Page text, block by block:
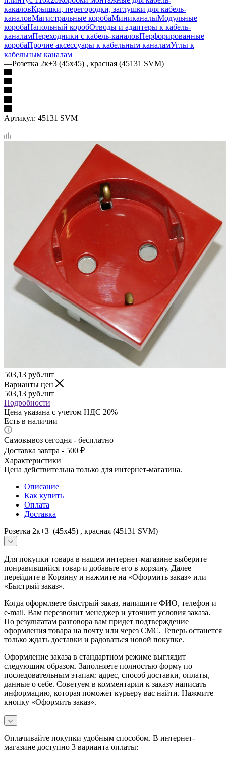
какаловКрышки, перегородки, заглушки для кабель-
каналовМагистральные коробаМиниканалыМодульные
коробаНапольный коробОтводы и адаптеры к кабель-
каналамПереходники с кабель-каналовПерфорированные
коробаПрочие аксессуары к кабельным каналамУглы к
кабельным каналам
—Розетка 2к+З (45х45) , красная (45131 SVM)
Артикул: 45131 SVM
503,13 руб./шт
Варианты цен
503,13 руб./шт
Подробности
Цена указана с учетом НДС 20%
Есть в наличии
Самовывоз сегодня - бесплатно
Доставка завтра - 500 ₽
Характеристики
Цена действительна только для интернет-магазина.
Описание
Как купить
Оплата
Доставка
Розетка 2к+З (45х45) , красная (45131 SVM)
Для покупки товара в нашем интернет-магазине выберите
понравившийся товар и добавьте его в корзину. Далее
перейдите в Корзину и нажмите на «Оформить заказ» или
«Быстрый заказ».
Когда оформляете быстрый заказ, напишите ФИО, телефон и
e-mail. Вам перезвонит менеджер и уточнит условия заказа.
По результатам разговора вам придет подтверждение
оформления товара на почту или через СМС. Теперь останется
только ждать доставки и радоваться новой покупке.
Оформление заказа в стандартном режиме выглядит
следующим образом. Заполняете полностью форму по
последовательным этапам: адрес, способ доставки, оплаты,
данные о себе. Советуем в комментарии к заказу написать
информацию, которая поможет курьеру вас найти. Нажмите
кнопку «Оформить заказ».
Оплачивайте покупки удобным способом. В интернет-
магазине доступно 3 варианта оплаты: